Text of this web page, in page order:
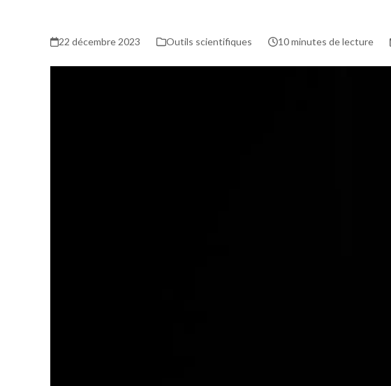
22 décembre 2023 Outils scientifiques 10 minutes de lecture